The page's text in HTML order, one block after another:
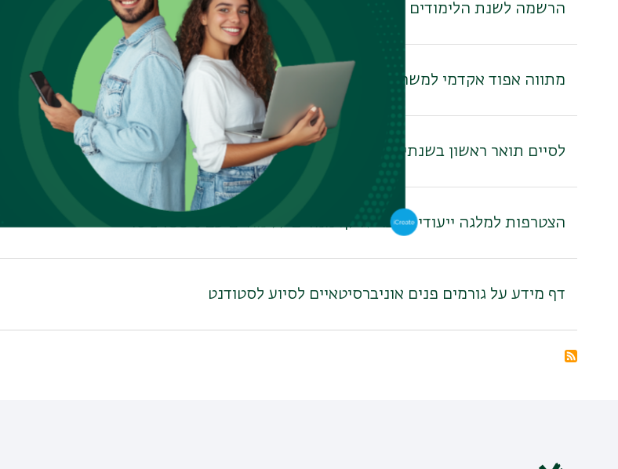
הרשמה לשנת הלימודים תשפ"ז. בואו ללמוד בבר-אילן, האוניברסיטה הצומחת ביותר ב-8 השנים האחרונות
מתווה אפוד אקדמי למשרתי המילואים וכוחות הביטחון - תשפ"ו
לסיים תואר ראשון בשנתיים בתוכניות לימודים ייחודיות
הצטרפות למלגה ייעודית בבר-אילן: ממדים ללימודים עם 100% כיסוי
דף מידע על גורמים פנים אוניברסיטאיים לסיוע לסטודנט
מנוי